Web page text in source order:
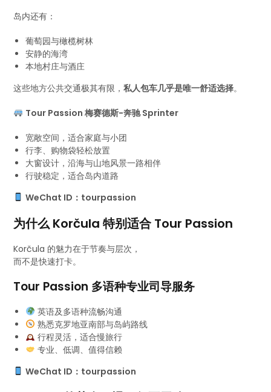
岛内还有：
葡萄园与橄榄树林
安静的海湾
本地村庄与酒庄
这些地方公共交通极其有限，私人包车几乎是唯一舒适选择。
Tour Passion 梅赛德斯-奔驰 Sprinter
宽敞空间，适合家庭与小团
行李、购物袋轻松放置
大窗设计，沿海与山地风景一路相伴
行驶稳定，适合岛内道路
WeChat ID：tourpassion
为什么 Korčula 特别适合 Tour Passion
Korčula 的魅力在于节奏与层次，
而不是快速打卡。
Tour Passion 多语种专业司导服务
英语及多语种流畅沟通
熟悉克罗地亚南部与岛屿路线
行程灵活，适合慢旅行
专业、低调、值得信赖
WeChat ID：tourpassion